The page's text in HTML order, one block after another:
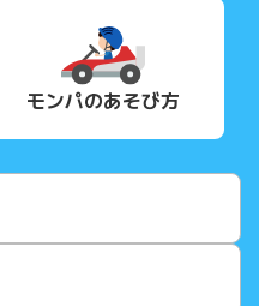
モンパのあそび方